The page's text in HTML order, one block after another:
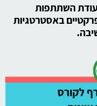
השתתפות
באסטרטגיות